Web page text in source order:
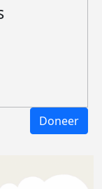
Doneer